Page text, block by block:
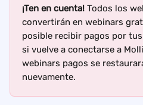
¡Ten en cuenta! Todos los
convertirán en webinars
posible recibir pagos por
si vuelve a conectarse a
webinars pagos se
nuevamente.